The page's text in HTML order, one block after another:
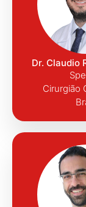
Dr. Claudio
Cirurgião